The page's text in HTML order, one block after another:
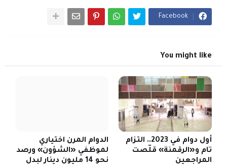
Facebook
You might like
أول دوام في 2023.. التزام
تام و«الرقمنة» قلّصت
المراجعين
الدوام المرن اختياري
لموظفي «الشؤون» ورصد
نحو 14 مليون دينار لبدل